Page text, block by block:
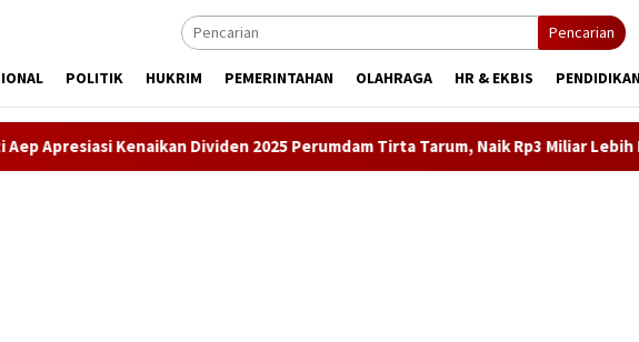
Pencarian
POLITIK HUKRIM PEMERINTAHAN OLAHRAGA HR & EKBIS
Dividen 2025 Perumdam Tirta Tarum, Naik Rp3 Miliar Lebih Dibanding Tahun